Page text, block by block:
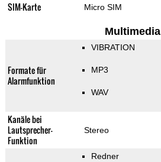
SIM-Karte Micro SIM
Multimedia
Formate für
Alarmfunktion
VIBRATION
MP3
WAV
Kanäle bei
Lautsprecher-
Funktion
Stereo
Redner